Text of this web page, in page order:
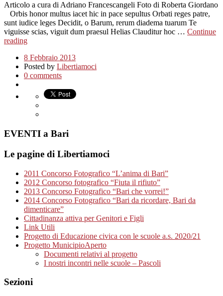
Articolo a cura di Adriano Francescangeli Foto di Roberta Giordano
Orbis honor multus iacet hic in pace sepultus Orbati reges patre,
sunt iudice leges Decidit, o Barum, rerum diadema tuarum Te
viguisse scias, viguit dum praesul Helias Clauditur hoc … Continue
reading
8 Febbraio 2013
Posted by Libertiamoci
0 comments
EVENTI a Bari
Le pagine di Libertiamoci
2011 Concorso Fotografico “L’anima di Bari”
2012 Concorso fotografico “Fiuta il rifiuto”
2013 Concorso Fotografico “Bari che vorrei!”
2014 Concorso Fotografico “Bari da ricordare, Bari da
dimenticare”
Cittadinanza attiva per Genitori e Figli
Link Utili
Progetto di Educazione civica con le scuole a.s. 2020/21
Progetto MunicipioAperto
Documenti relativi al progetto
I nostri incontri nelle scuole – Pascoli
Sezioni